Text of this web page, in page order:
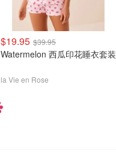
$19.95 $39.95
Watermelon 西瓜印花睡衣套装
la Vie en Rose